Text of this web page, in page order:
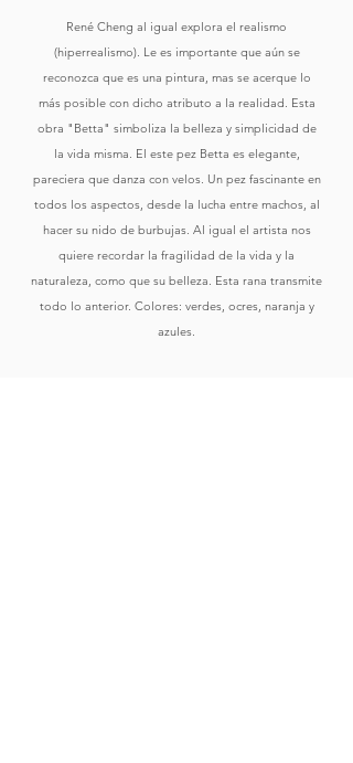
René Cheng al igual explora el realismo
(hiperrealismo). Le es importante que aún se
reconozca que es una pintura, mas se acerque lo
más posible con dicho atributo a la realidad. Esta
obra "Betta" simboliza la belleza y simplicidad de
la vida misma. El este pez Betta es elegante,
pareciera que danza con velos. Un pez fascinante en
todos los aspectos, desde la lucha entre machos, al
hacer su nido de burbujas. Al igual el artista nos
quiere recordar la fragilidad de la vida y la
naturaleza, como que su belleza. Esta rana transmite
todo lo anterior. Colores: verdes, ocres, naranja y
azules.